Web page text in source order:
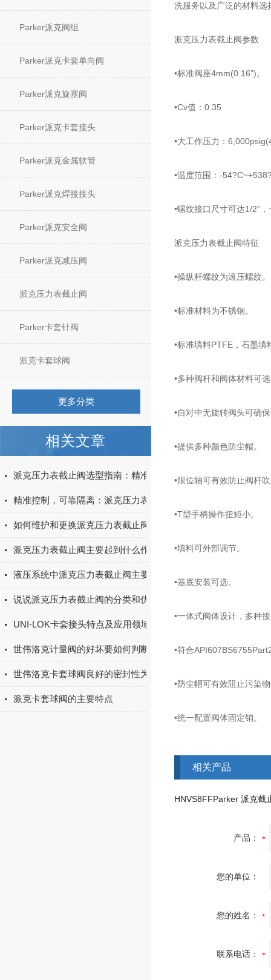
Parker派克阀组
Parker派克卡套单向阀
Parker派克旋塞阀
Parker派克卡套接头
Parker派克金属软管
Parker派克焊接接头
Parker派克安全阀
Parker派克减压阀
派克压力表截止阀
Parker卡套针阀
派克卡套球阀
更多分类
相关文章
派克压力表截止阀选型指南：精准隔离与测量，保障系统安全与效率
如何维护和更换派克压力表截止阀的密封件？
派克压力表截止阀主要起到什么作用？
液压系统中派克压力表截止阀主要起到两个作用
说说派克压力表截止阀的分类和优点
UNI-LOK卡套接头特点及应用领域
世伟洛克计量阀的好坏要如何判断？
世伟洛克卡套球阀良好的密封性为它带来了很多
派克卡套球阀的主要特点
洗服务以及广泛的材料选
派克压力表截止阀参数
•标准阀座4mm(0.16”)。
•Cv值：0.35
•大工作压力：
•温度范围：-
•螺纹接口尺寸可达1/2”
派克压力表截止阀特征
•操纵杆螺纹为滚压螺纹。
•标准材料为不锈钢。
•标准填料PTFE，石墨填
•多种阀杆和阀体材料可
•自对中无旋转阀头可确
•提供多种颜色防尘帽。
•限位轴可有效防止阀杆
•T型手柄操作扭矩小。
•填料可外部调节。
•基底安装可选。
•一体式阀体设计，多种
•符合
•防尘帽可有效阻止污染
•统一配置阀体固定销。
相关产品
HNVS8FFParker 派克截
产品：
您的单位：
您的姓名：
联系电话：